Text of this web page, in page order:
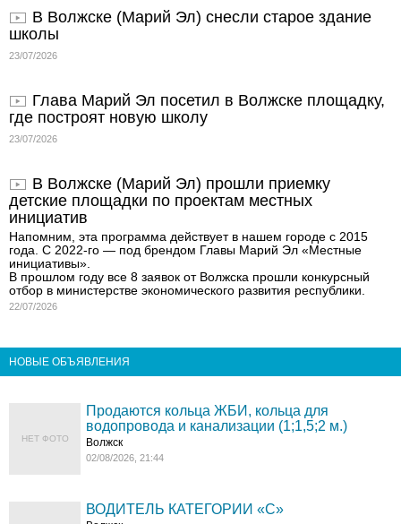
В Волжске (Марий Эл) снесли старое здание
школы
23/07/2026
Глава Марий Эл посетил в Волжске площадку,
где построят новую школу
23/07/2026
В Волжске (Марий Эл) прошли приемку
детские площадки по проектам местных
инициатив
Напомним, эта программа действует в нашем городе с 2015
года. С 2022-го — под брендом Главы Марий Эл «Местные
инициативы».
В прошлом году все 8 заявок от Волжска прошли конкурсный
отбор в министерстве экономического развития республики.
22/07/2026
НОВЫЕ ОБЪЯВЛЕНИЯ
НЕТ ФОТО
Продаются кольца ЖБИ, кольца для
водопровода и канализации (1;1,5;2 м.)
Волжск
02/08/2026, 21:44
ВОДИТЕЛЬ КАТЕГОРИИ «C»